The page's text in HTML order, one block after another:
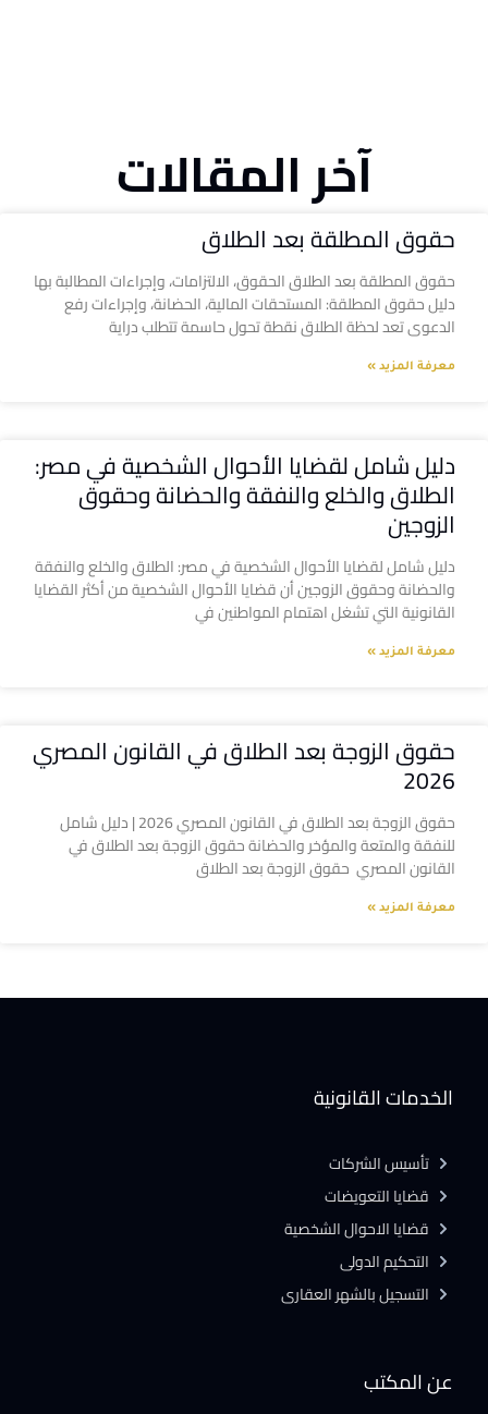
آخر المقالات
حقوق المطلقة بعد الطلاق
حقوق المطلقة بعد الطلاق الحقوق، الالتزامات، وإجراءات المطالبة بها
دليل حقوق المطلقة: المستحقات المالية، الحضانة، وإجراءات رفع
الدعوى تعد لحظة الطلاق نقطة تحول حاسمة تتطلب دراية
معرفة المزيد »
دليل شامل لقضايا الأحوال الشخصية في مصر:
الطلاق والخلع والنفقة والحضانة وحقوق
الزوجين
دليل شامل لقضايا الأحوال الشخصية في مصر: الطلاق والخلع والنفقة
والحضانة وحقوق الزوجين أن قضايا الأحوال الشخصية من أكثر القضايا
القانونية التي تشغل اهتمام المواطنين في
معرفة المزيد »
حقوق الزوجة بعد الطلاق في القانون المصري
2026
حقوق الزوجة بعد الطلاق في القانون المصري 2026 | دليل شامل
للنفقة والمتعة والمؤخر والحضانة حقوق الزوجة بعد الطلاق في
القانون المصري حقوق الزوجة بعد الطلاق
معرفة المزيد »
عن المكتب
الخدمات القانونية
تأسيس الشركات
قضايا التعويضات
قضايا الاحوال الشخصية
التحكيم الدولى
التسجيل بالشهر العقارى